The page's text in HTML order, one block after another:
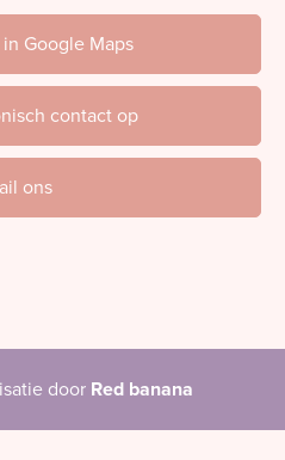
Google Maps
contact op
ons
door Red banana